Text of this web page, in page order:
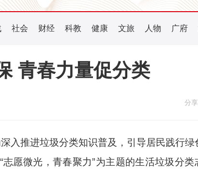
社会 财经 科教 健康 文旅 人物 广府
青春力量促分类
分
推进垃圾分类知识普及，引导居民践行绿
愿微光，青春聚力”为主题的生活垃圾分类